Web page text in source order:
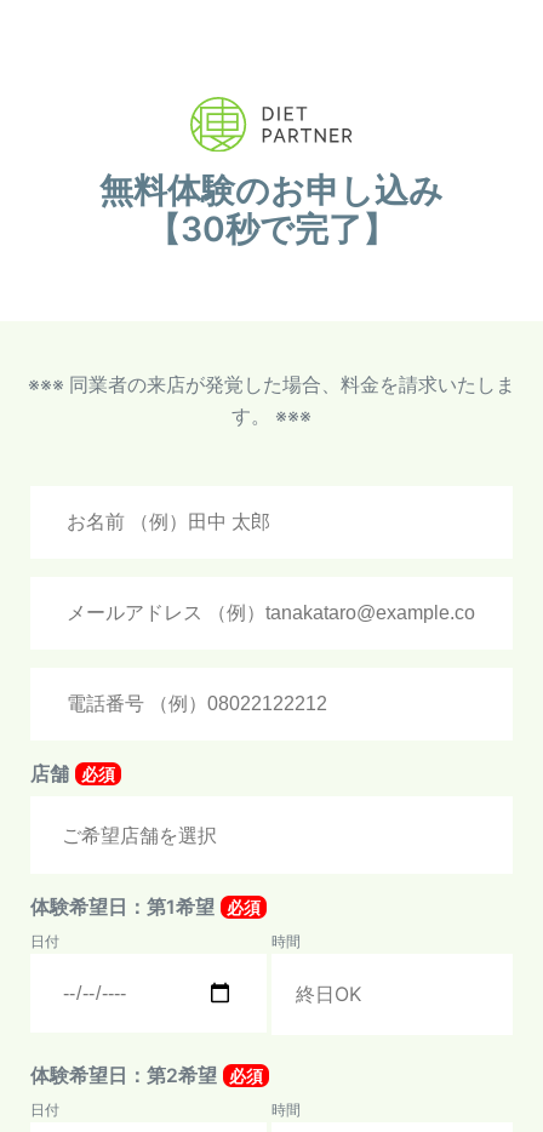
無料体験のお申し込み
【30秒で完了】
※※※ 同業者の来店が発覚した場合、料金を請求いたしま
す。 ※※※
店舗 必須
体験希望日：第1希望 必須
日付 時間
体験希望日：第2希望 必須
日付 時間